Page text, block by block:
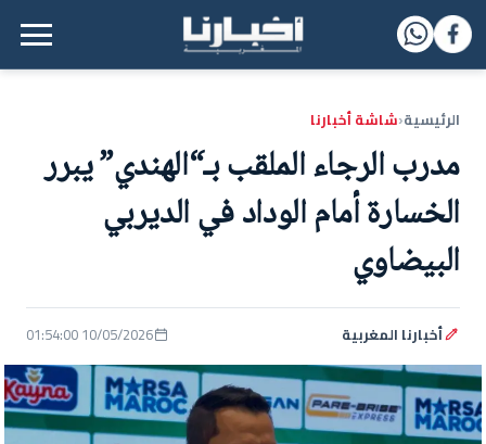
القائمة الرئيسية
الرئيسية‹شاشة أخبارنا
مدرب الرجاء الملقب بـ“الهندي” يبرر
الخسارة أمام الوداد في الديربي
البيضاوي
أخبارنا المغربية 10/05/2026 01:54:00